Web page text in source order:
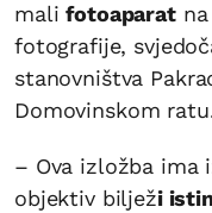
malifotoaparatna
fotografije,
stanovništva
Domovinskom
– Ova izložba ima
objektiv bilježi